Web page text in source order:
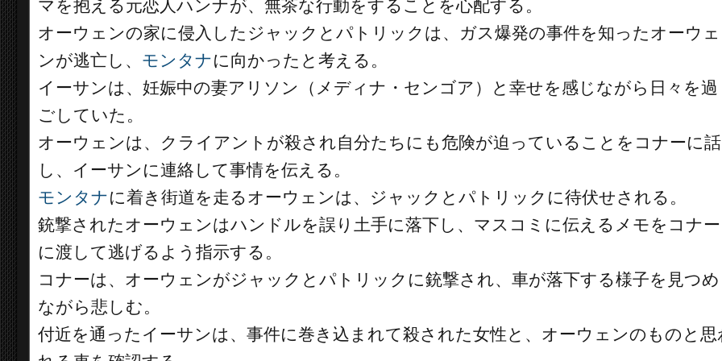
マを抱える元恋人ハンナが、無茶な行動をすることを心配する。
オーウェンの家に侵入したジャックとパトリックは、ガス爆発の事件を知ったオーウェ
ンが逃亡し、 モンタナに向かったと考える。
イーサンは、妊娠中の妻アリソン（メディナ・センゴア）と幸せを感じながら日々を過
ごしていた。
オーウェンは、クライアントが殺され自分たちにも危険が迫っていることをコナーに話
し、イーサンに連絡して事情を伝える。
モンタナに着き街道を走るオーウェンは、ジャックとパトリックに待伏せされる。
銃撃されたオーウェンはハンドルを誤り土手に落下し、マスコミに伝えるメモをコナー
に渡して逃げるよう指示する。
コナーは、オーウェンがジャックとパトリックに銃撃され、車が落下する様子を見つめ
ながら悲しむ。
付近を通ったイーサンは、事件に巻き込まれて殺された女性と、オーウェンのものと思